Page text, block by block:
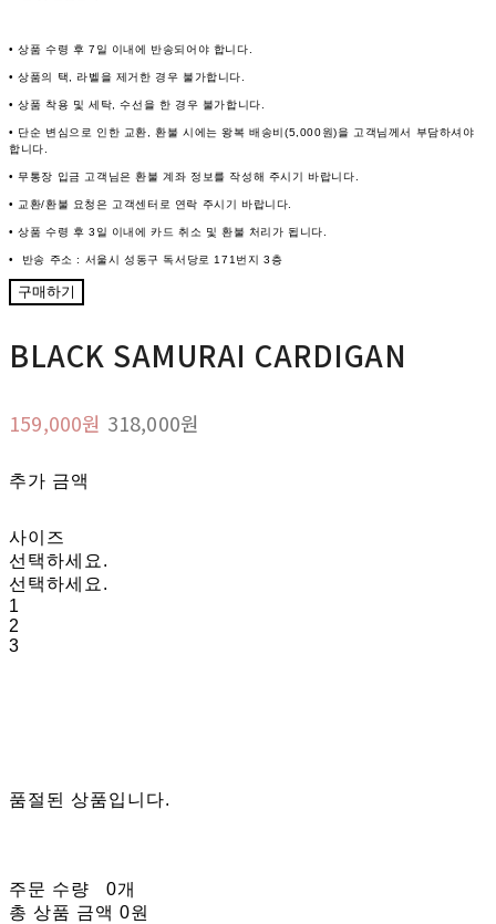
• 상품 수령 후 7일 이내에 반송되어야 합니다.
• 상품의 택, 라벨을 제거한 경우 불가합니다.
• 상품 착용 및 세탁, 수선을 한 경우 불가합니다.
• 단순 변심으로 인한 교환, 환불 시에는 왕복 배송비(5,000원)을 고객님께서 부담하셔야
합니다.
• 무통장 입금 고객님은 환불 계좌 정보를 작성해 주시기 바랍니다.
• 교환/환불 요청은 고객센터로 연락 주시기 바랍니다.
• 상품 수령 후 3일 이내에 카드 취소 및 환불 처리가 됩니다.
• 반송 주소 : 서울시 성동구 독서당로 171번지 3층
구매하기
BLACK SAMURAI CARDIGAN
159,000원 318,000원
추가 금액
사이즈
선택하세요.
선택하세요.
1
2
3
품절된 상품입니다.
주문 수량
0개
총 상품 금액 0원